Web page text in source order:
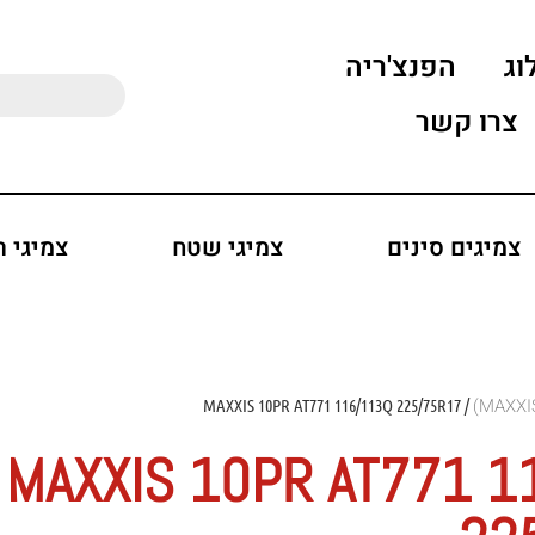
הפנצ'ריה
צרו קשר
צמיגים סינים צמיגי שטח
/ MAXXIS 10PR AT771 116/113Q 225/75R17
MAXXIS 10PR AT771